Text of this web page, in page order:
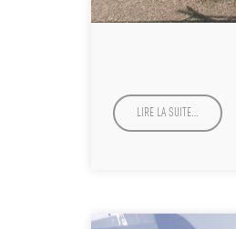
LIRE LA SUITE…